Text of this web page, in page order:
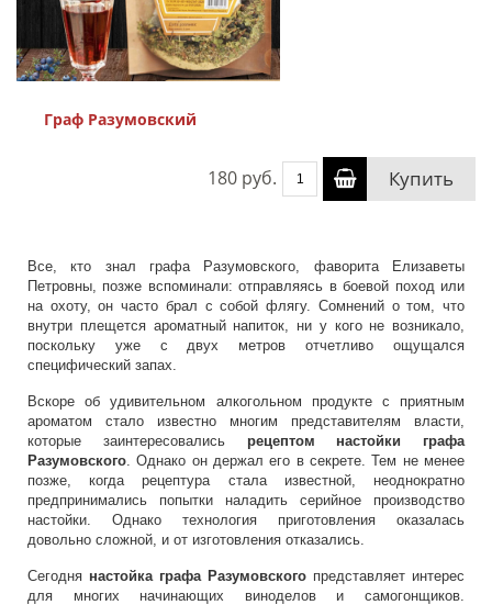
Граф Разумовский
180 руб. Купить
Все, кто знал графа Разумовского, фаворита Елизаветы
Петровны, позже вспоминали: отправляясь в боевой поход или
на охоту, он часто брал с собой флягу. Сомнений о том, что
внутри плещется ароматный напиток, ни у кого не возникало,
поскольку уже с двух метров отчетливо ощущался
специфический запах.
Вскоре об удивительном алкогольном продукте с приятным
ароматом стало известно многим представителям власти,
которые заинтересовались рецептом настойки графа
Разумовского. Однако он держал его в секрете. Тем не менее
позже, когда рецептура стала известной, неоднократно
предпринимались попытки наладить серийное производство
настойки. Однако технология приготовления оказалась
довольно сложной, и от изготовления отказались.
Сегодня настойка графа Разумовского представляет интерес
для многих начинающих виноделов и самогонщиков.